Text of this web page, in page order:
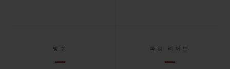
방수 파워 리저브